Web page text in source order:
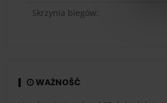
Skrzynia biegów:
WAŻNOŚĆ